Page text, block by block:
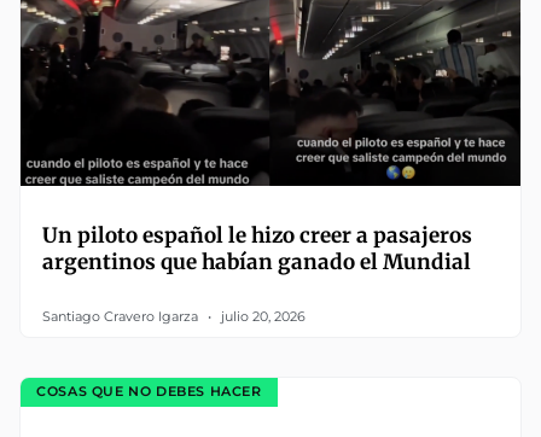
Un piloto español le hizo creer a pasajeros
argentinos que habían ganado el Mundial
Santiago Cravero Igarza julio 20, 2026
COSAS QUE NO DEBES HACER